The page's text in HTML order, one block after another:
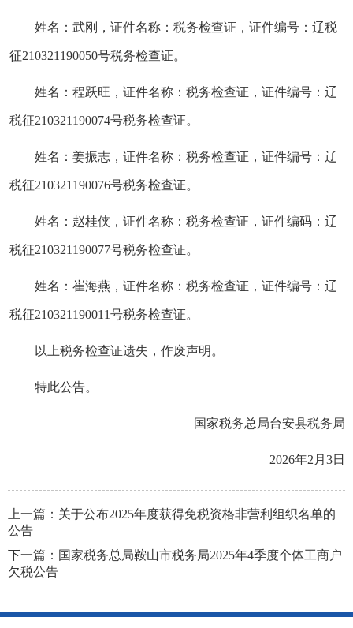
姓名：武刚，证件名称：税务检查证，证件编号 ：辽税
征210321190050号税务检查证。
姓名：程跃旺，证件名称：税务检查证，证件编号 ：辽
税征210321190074号税务检查证。
姓名：姜振志，证件名称：税务检查证，证件编号 ：辽
税征210321190076号税务检查证。
姓名：赵桂侠，证件名称：税务检查证，证件编码：辽
税征210321190077号税务检查证。
姓名：崔海燕，证件名称：税务检查证，证件编号 ：辽
税征210321190011号税务检查证。
以上税务检查证遗失，作废声明。
特此公告。
国家税务总局台安县税务局
2026年2月3日
上一篇： 关于公布2025年度获得免税资格非营利组织名单的
公告
下一篇： 国家税务总局鞍山市税务局2025年4季度个体工商户
欠税公告